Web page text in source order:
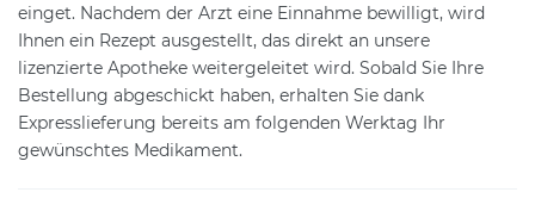
einget. Nachdem der Arzt eine Einnahme bewilligt, wird
Ihnen ein Rezept ausgestellt, das direkt an unsere
lizenzierte Apotheke weitergeleitet wird. Sobald Sie Ihre
Bestellung abgeschickt haben, erhalten Sie dank
Expresslieferung bereits am folgenden Werktag Ihr
gewünschtes Medikament.